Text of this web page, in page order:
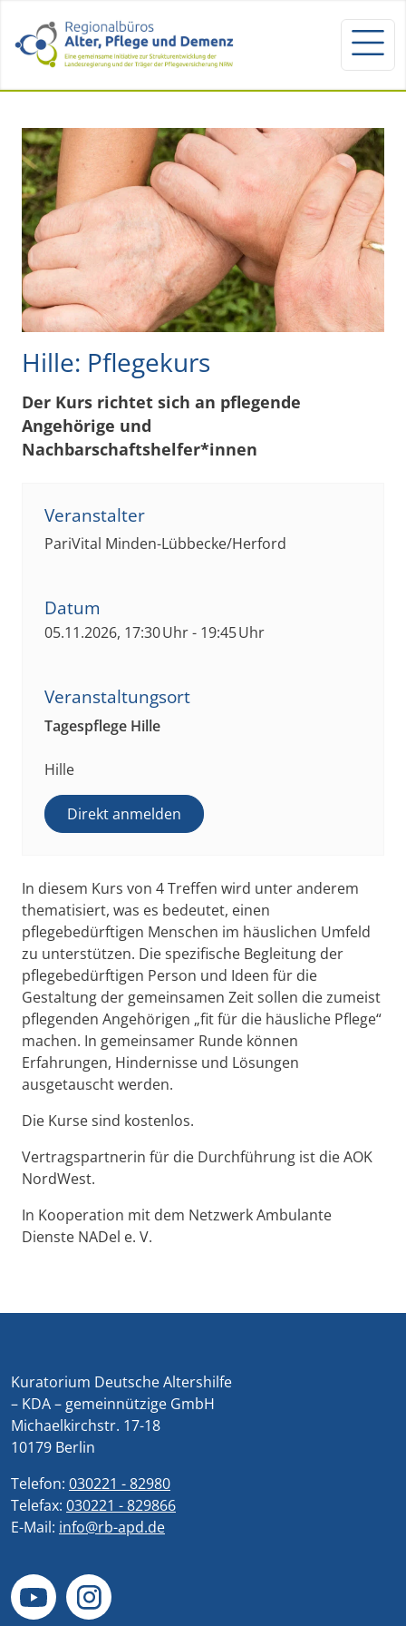
Hille: Pflegekurs
Der Kurs richtet sich an pflegende
Angehörige und
Nachbarschaftshelfer*innen
Veranstalter
PariVital Minden-Lübbecke/Herford
Datum
05.11.2026, 17:30 Uhr - 19:45 Uhr
Veranstaltungsort
Tagespflege Hille
Hille
Direkt anmelden
In diesem Kurs von 4 Treffen wird unter anderem
thematisiert, was es bedeutet, einen
pflegebedürftigen Menschen im häuslichen Umfeld
zu unterstützen. Die spezifische Begleitung der
pflegebedürftigen Person und Ideen für die
Gestaltung der gemeinsamen Zeit sollen die zumeist
pflegenden Angehörigen „fit für die häusliche Pflege“
machen. In gemeinsamer Runde können
Erfahrungen, Hindernisse und Lösungen
ausgetauscht werden.
Die Kurse sind kostenlos.
Vertragspartnerin für die Durchführung ist die AOK
NordWest.
In Kooperation mit dem Netzwerk Ambulante
Dienste NADel e. V.
Kuratorium Deutsche Altershilfe
– KDA – gemeinnützige GmbH
Michaelkirchstr. 17-18
10179 Berlin
Telefon: 030221 - 82980
Telefax: 030221 - 829866
E-Mail: info@rb-apd.de